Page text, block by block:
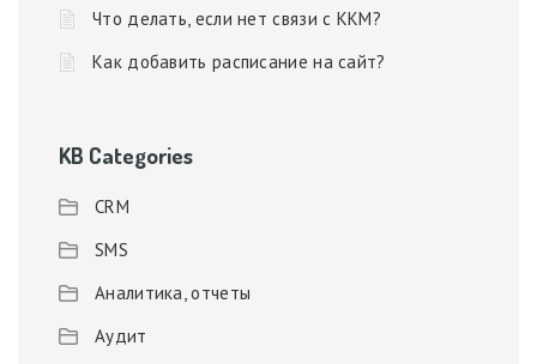
Что делать, если нет связи с ККМ?
Как добавить расписание на сайт?
KB Categories
CRM
SMS
Аналитика, отчеты
Аудит